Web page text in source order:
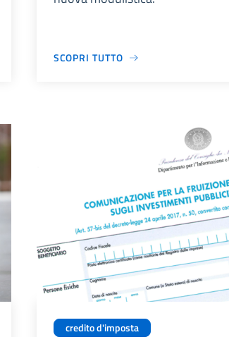
SCOPRI TUTTO
credito d'imposta